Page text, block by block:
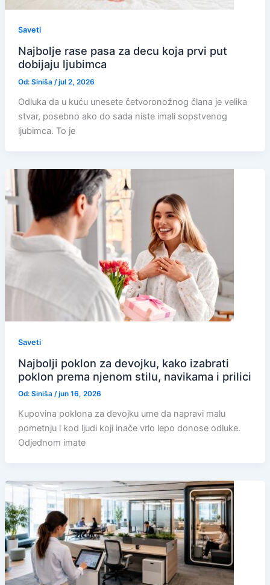
Saveti
Najbolje rase pasa za decu koja prvi put
dobijaju ljubimca
Od: Siniša /jul 2, 2026
Odluka da u kuću unesete četvoronožnog člana je velika
stvar, posebno ako do sada niste imali sopstvenog
ljubimca. To je
Saveti
Najbolji poklon za devojku, kako izabrati
poklon prema njenom stilu, navikama i prilici
Od: Siniša /jun 16, 2026
Kupovina poklona za devojku ume da napravi malu
pometnju i kod ljudi koji inače vrlo lepo donose odluke.
Odjednom imate